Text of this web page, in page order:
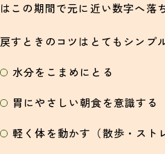
はこの期間で元に近い数字へ落
戻すときのコツはとてもシンプ
水分をこまめにとる
胃にやさしい朝食を意識する
軽く体を動かす（散歩・スト